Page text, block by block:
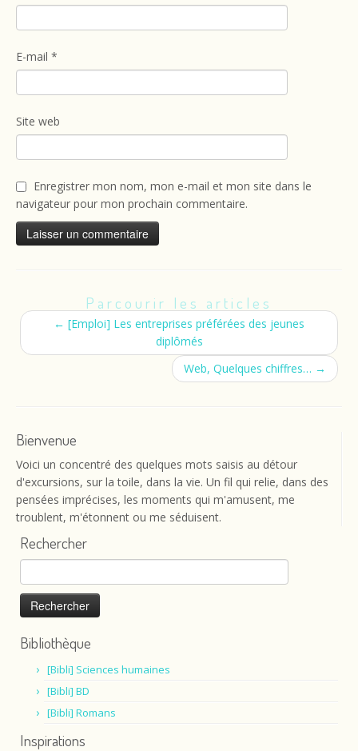
E-mail *
Site web
Enregistrer mon nom, mon e-mail et mon site dans le
navigateur pour mon prochain commentaire.
Parcourir les articles
← [Emploi] Les entreprises préférées des jeunes
diplômés
Web, Quelques chiffres… →
Bienvenue
Voici un concentré des quelques mots saisis au détour
d'excursions, sur la toile, dans la vie. Un fil qui relie, dans des
pensées imprécises, les moments qui m'amusent, me
troublent, m'étonnent ou me séduisent.
Rechercher
Rechercher :
Bibliothèque
[Bibli] Sciences humaines
[Bibli] BD
[Bibli] Romans
Inspirations